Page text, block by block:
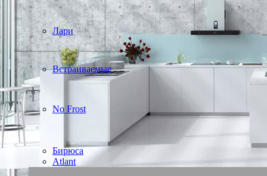
Лари
Встраиваемые
No Frost
Бирюса
Atlant